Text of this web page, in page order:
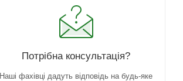
Потрібна консультація?
Наші фахівці дадуть відповідь на будь-яке